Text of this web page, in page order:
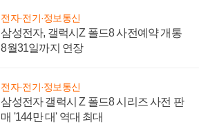
전자·전기·정보통신
삼성전자, 갤럭시Z 폴드8 사전예약 개통
8월31일까지 연장
전자·전기·정보통신
삼성전자 갤럭시 Z 폴드8 시리즈 사전 판
매 '144만 대' 역대 최대